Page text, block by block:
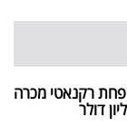
רקנאטי מכרה